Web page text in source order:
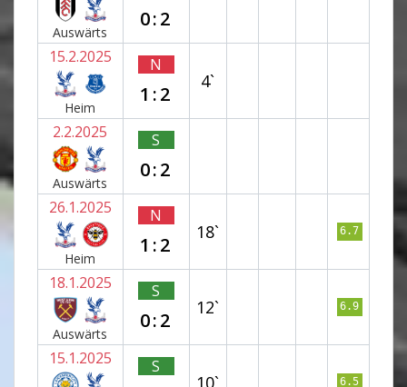
Auswärts
0:2
15.2.2025
Heim
N
1:2
4`
2.2.2025
Auswärts
S
0:2
26.1.2025
Heim
N
1:2
18` 6.7
18.1.2025
Auswärts
S
0:2
12` 6.9
15.1.2025 S
10` 6.5